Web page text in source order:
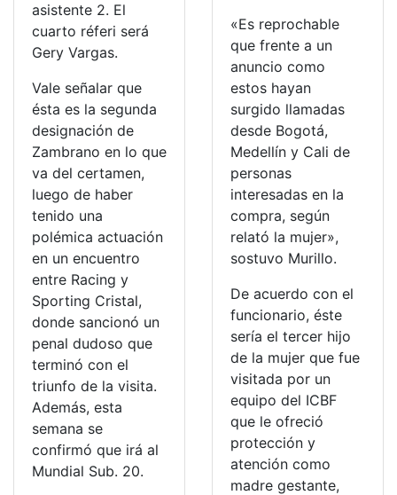
asistente 2. El
cuarto réferi será
Gery Vargas.
Vale señalar que
ésta es la segunda
designación de
Zambrano en lo que
va del certamen,
luego de haber
tenido una
polémica actuación
en un encuentro
entre Racing y
Sporting Cristal,
donde sancionó un
penal dudoso que
terminó con el
triunfo de la visita.
Además, esta
semana se
confirmó que irá al
Mundial Sub. 20.
«Es reprochable
que frente a un
anuncio como
estos hayan
surgido llamadas
desde Bogotá,
Medellín y Cali de
personas
interesadas en la
compra, según
relató la mujer»,
sostuvo Murillo.
De acuerdo con el
funcionario, éste
sería el tercer hijo
de la mujer que fue
visitada por un
equipo del ICBF
que le ofreció
protección y
atención como
madre gestante,